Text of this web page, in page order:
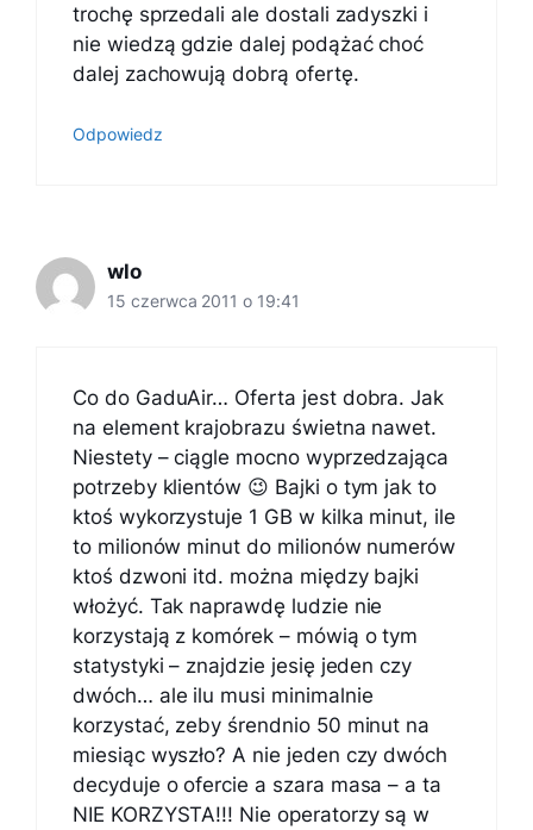
trochę sprzedali ale dostali zadyszki i
nie wiedzą gdzie dalej podążać choć
dalej zachowują dobrą ofertę.
Odpowiedz
wlo
15 czerwca 2011 o 19:41
Co do GaduAir… Oferta jest dobra. Jak
na element krajobrazu świetna nawet.
Niestety – ciągle mocno wyprzedzająca
potrzeby klientów 😉 Bajki o tym jak to
ktoś wykorzystuje 1 GB w kilka minut, ile
to milionów minut do milionów numerów
ktoś dzwoni itd. można między bajki
włożyć. Tak naprawdę ludzie nie
korzystają z komórek – mówią o tym
statystyki – znajdzie jesię jeden czy
dwóch… ale ilu musi minimalnie
korzystać, zeby śrendnio 50 minut na
miesiąc wyszło? A nie jeden czy dwóch
decyduje o ofercie a szara masa – a ta
NIE KORZYSTA!!! Nie operatorzy są w